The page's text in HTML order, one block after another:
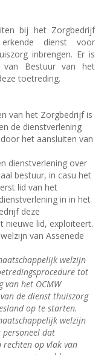
bij het Zorgbedrijf
dienst voor
inbrengen. Er is
Bestuur van het
toetreding.
van het Zorgbedrijf is
de dienstverlening
het aansluiten van
dienstverlening over
bestuur, in casu het
lid van het
in in het
deze
nieuwe lid, exploiteert.
van Assenede
welzijn
tot
van het OCMW
de dienst thuiszorg
op te starten.
welzijn
dat
op vlak van